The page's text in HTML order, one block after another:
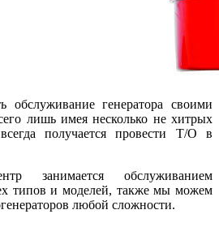
обслуживание генератора своими
лишь имея несколько не хитрых
получается провести Т/О в
занимается обслуживанием
типов и моделей, также мы можем
любой сложности.